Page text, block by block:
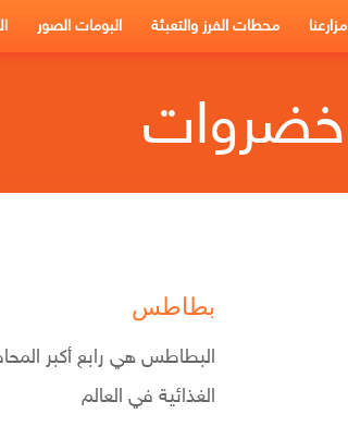
مزارعنا محطات الفرز والتعبئة البومات الصور
خضروات
بطاطس
البطاطس هي رابع أكبر
الغذائية في العالم